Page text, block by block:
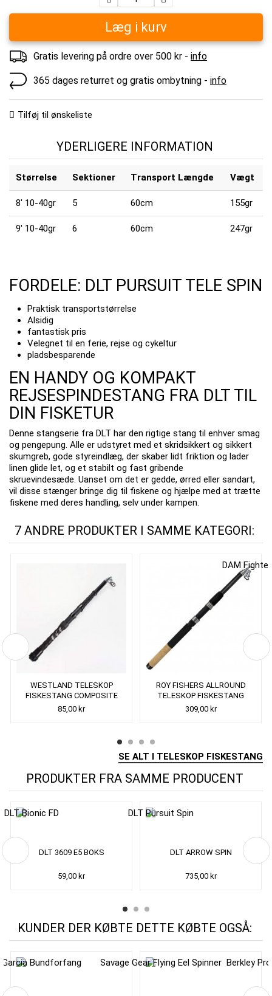
Læg i kurv
Gratis levering på ordre over 500 kr - info
365 dages returret og gratis ombytning - info
Tilføj til ønskeliste
YDERLIGERE INFORMATION
Størrelse Sektioner Transport Længde Vægt
8' 10-40gr 5 60cm 155gr
9' 10-40gr 6 60cm 247gr
FORDELE: DLT PURSUIT TELE SPIN
Praktisk transportstørrelse
Alsidig
fantastisk pris
Velegnet til en ferie, rejse og cykeltur
pladsbesparende
EN HANDY OG KOMPAKT
REJSESPINDESTANG FRA DLT TIL
DIN FISKETUR
Denne stangserie fra DLT har den rigtige stang til enhver smag
og pengepung. Alle er udstyret med et skridsikkert og sikkert
skumgreb, gode styreindlæg, der skaber lidt friktion og lader
linen glide let, og et stabilt og fast gribende
skruevindesæde. Uanset om det er gedde, ørred eller sandart,
vil disse stænger bringe dig til fiskene og hjælpe med at trætte
fiskene med deres handling, selv under kampen.
7 ANDRE PRODUKTER I SAMME KATEGORI:
WESTLAND TELESKOP
FISKESTANG COMPOSITE
85,00 kr
ROY FISHERS ALLROUND
TELESKOP FISKESTANG
309,00 kr
SE ALT I TELESKOP FISKESTANG
PRODUKTER FRA SAMME PRODUCENT
DLT 3609 E5 BOKS
59,00 kr
DLT ARROW SPIN
735,00 kr
KUNDER DER KØBTE DETTE KØBTE OGSÅ: